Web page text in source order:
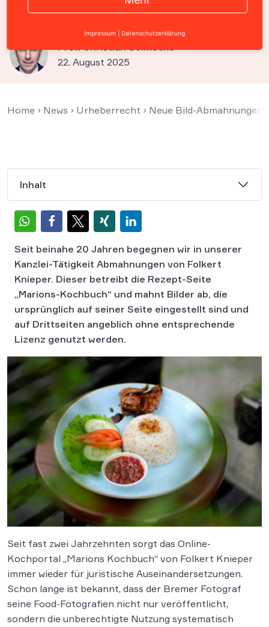
Knieper mahnt ab
Prof. Christian Solmecke
22. August 2025
Home › News › Urheberrecht › Neue Bild-Abmahnungen
Inhalt
Seit beinahe 20 Jahren begegnen wir in unserer
Kanzlei-Tätigkeit Abmahnungen von Folkert
Knieper. Dieser betreibt die Rezept-Seite
„Marions-Kochbuch“ und mahnt Bilder ab, die
ursprünglich auf seiner Seite eingestellt sind und
auf Drittseiten angeblich ohne entsprechende
Lizenz genutzt werden.
Seit fast zwei Jahrzehnten sorgt das Online-
Kochportal „Marions Kochbuch“ von Folkert Knieper
immer wieder für juristische Auseinandersetzungen.
Schon lange ist bekannt, dass der Bremer Fotograf
seine Food-Fotografien nicht nur veröffentlicht,
sondern die unberechtigte Nutzung systematisch
Impressum Datenschutzerklärung